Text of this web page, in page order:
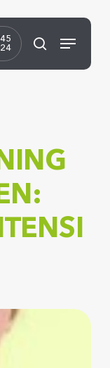
Suchen
Menü